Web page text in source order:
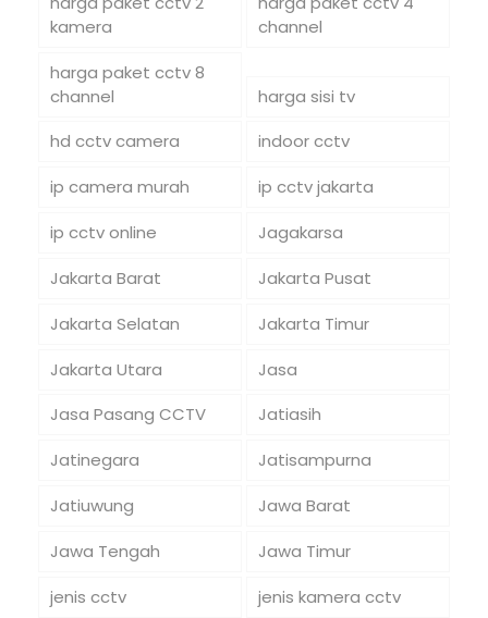
kamera
channel
harga paket cctv 8
channel
harga sisi tv
hd cctv camera
indoor cctv
ip camera murah
ip cctv jakarta
ip cctv online
Jagakarsa
Jakarta Barat
Jakarta Pusat
Jakarta Selatan
Jakarta Timur
Jakarta Utara
Jasa
Jasa Pasang CCTV
Jatiasih
Jatinegara
Jatisampurna
Jatiuwung
Jawa Barat
Jawa Tengah
Jawa Timur
jenis cctv
jenis kamera cctv